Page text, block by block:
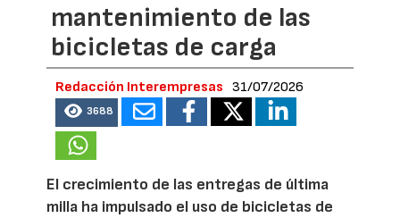
mantenimiento de las
bicicletas de carga
Redacción Interempresas 31/07/2026
3688
El crecimiento de las entregas de última
milla ha impulsado el uso de bicicletas de